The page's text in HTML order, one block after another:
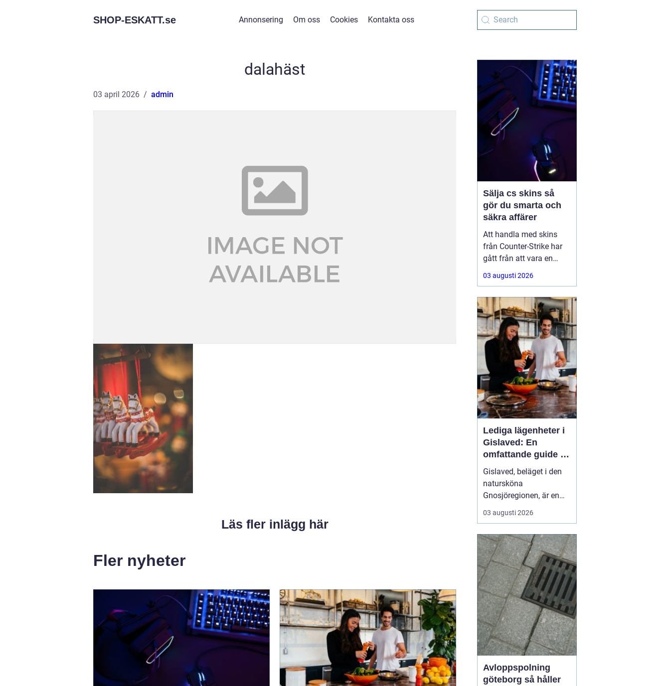
SHOP-ESKATT.se Annonsering Om oss Cookies Kontakta oss
dalahäst
03 april 2026 admin
Läs fler inlägg här
Fler nyheter
Sälja cs skins så
gör du smarta och
säkra affärer
Att handla med skins
från Counter-Strike har
gått från att vara en
hobby till att bli en riktig
andrahandsmarknad.
sällsynta vapen-skins
kan vara värda tusentals
kronor, men många är
osäkra på hur de ska gå
till väga när de
03 augusti 2026
Lediga lägenheter i
Gislaved: En
omfattande guide till
rätt val
Gislaved, beläget i den
natursköna
Gnosjöregionen, är en
charmig kommun i
Jönköpings län känt för
och härliga natur. Med
närheten till Nissan, som
flyter genom kommunen
...
03 augusti 2026
Avloppspolning
göteborg så håller